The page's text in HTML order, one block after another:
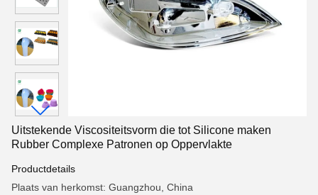
Uitstekende Viscositeitsvorm die tot Silicone maken
Rubber Complexe Patronen op Oppervlakte
Productdetails
Plaats van herkomst: Guangzhou, China